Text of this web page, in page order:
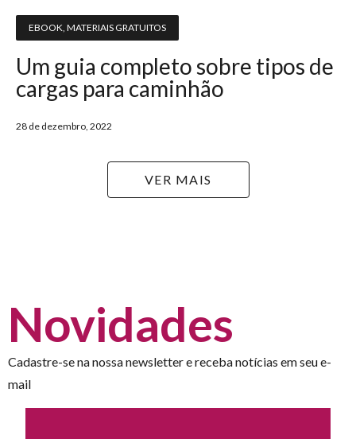
EBOOK MATERIAIS GRATUITOS
Um guia completo sobre tipos de
cargas para caminhão
28 de dezembro, 2022
VER MAIS
Novidades
Cadastre-se na nossa newsletter e receba notícias em seu e-
mail